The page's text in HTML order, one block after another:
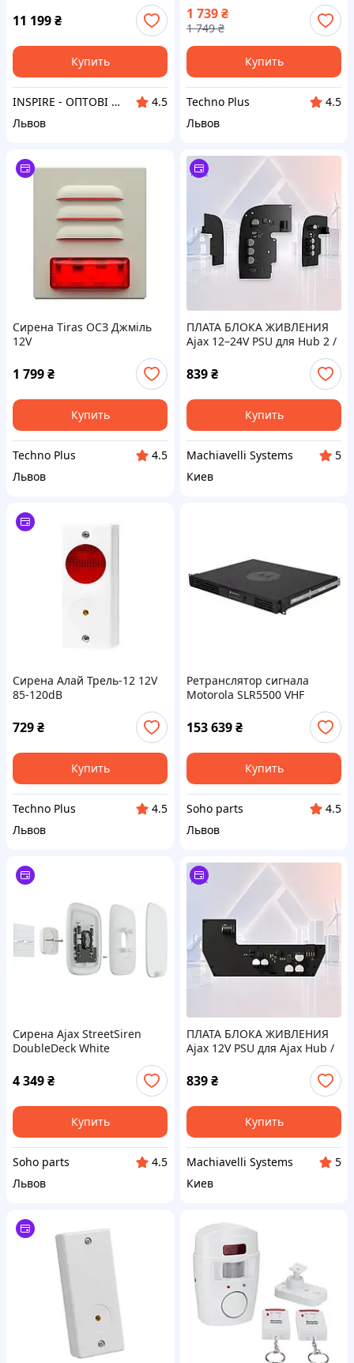
11 199₴
Купить
INSPIRE - ОПТОВІ ПРОДАЖІ ТА БЕЗГОТІВКА ДЛЯ БІЗНЕСУ
4.5
Львов
1 739₴
1 749 ₴
Купить
Techno Plus
4.5
Львов
Сирена Tiras ОСЗ Джміль
12V
1 799₴
Купить
Techno Plus
4.5
Львов
ПЛАТА БЛОКА ЖИВЛЕНИЯ
Ajax 12–24V PSU для Hub 2 /
Hub 2 Plus / ReX 2, 8–32 В,
59359.94.NC
839₴
Купить
Machiavelli Systems
5
Киев
Сирена Алай Трель-12 12V
85-120dB
729₴
Купить
Techno Plus
4.5
Львов
Ретранслятор сигнала
Motorola SLR5500 VHF
153 639₴
Купить
Soho parts
4.5
Львов
Сирена Ajax StreetSiren
DoubleDeck White
4 349₴
Купить
Soho parts
4.5
Львов
ПЛАТА БЛОКА ЖИВЛЕНИЯ
Ajax 12V PSU для Ajax Hub /
38212.54.NC
839₴
Купить
Machiavelli Systems
5
Киев